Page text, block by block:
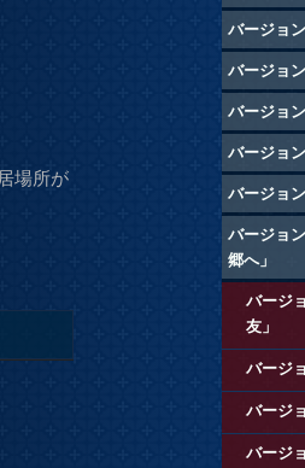
場所が
バージョ
バージョ
バージョ
バージョ
バージョ
バージョ
郷へ」
バージ
友」
バージ
バージ
バージ